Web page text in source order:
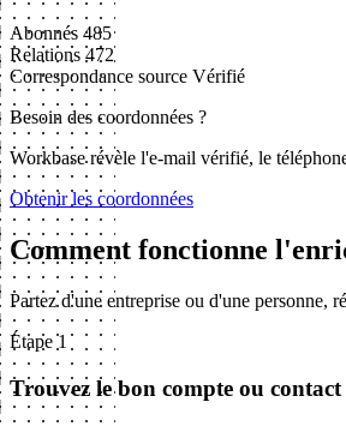
Abonnés 485
Relations 472
Correspondance source Vérifié
Besoin des coordonnées ?
Workbase révèle l'e-mail vérifié, le
Obtenir les coordonnées
Comment fonctionne
Partez d'une entreprise ou d'une personne,
Étape 1
Trouvez le bon compte ou contact